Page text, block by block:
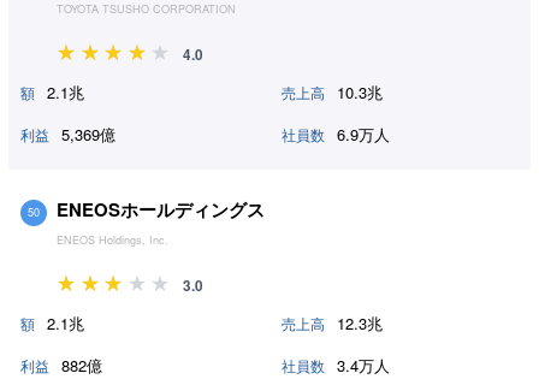
TOYOTA TSUSHO CORPORATION
4.0
額 2.1兆 売上高 10.3兆
利益 5,369億 社員数 6.9万人
50 ENEOSホールディングス
ENEOS Holdings, Inc.
3.0
額 2.1兆 売上高 12.3兆
利益 882億 社員数 3.4万人